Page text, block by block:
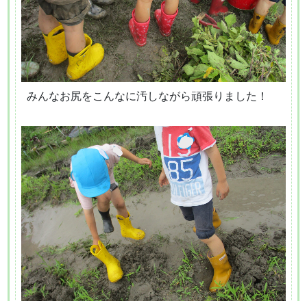
みんなお尻をこんなに汚しながら頑張りました！